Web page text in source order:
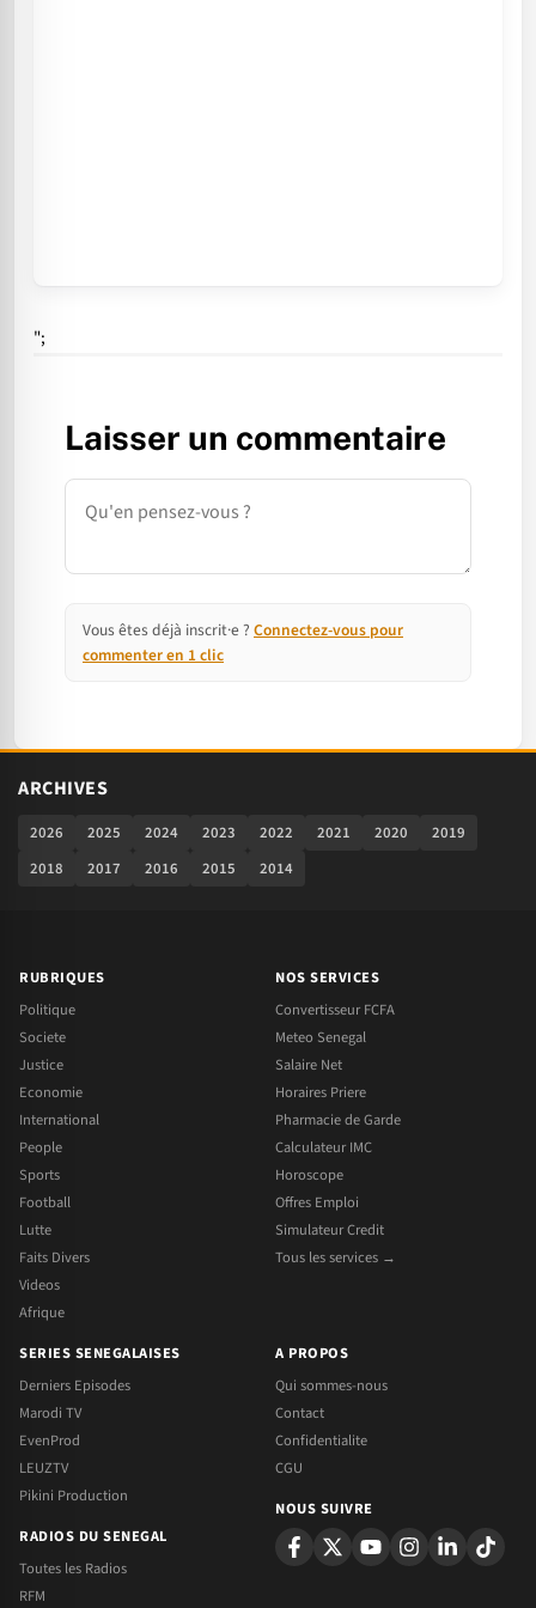
";
Laisser un commentaire
Commentaire
Vous êtes déjà inscrit·e ? Connectez-vous pour
commenter en 1 clic
ARCHIVES
2026 2025 2024 2023 2022 2021 2020
2019
2018
2017 2016 2015 2014
RUBRIQUES
Politique
Societe
Justice
Economie
International
People
Sports
Football
Lutte
Faits Divers
Videos
Afrique
NOS SERVICES
Convertisseur FCFA
Meteo Senegal
Salaire Net
Horaires Priere
Pharmacie de Garde
Calculateur IMC
Horoscope
Offres Emploi
Simulateur Credit
Tous les services →
SERIES SENEGALAISES
Derniers Episodes
Marodi TV
EvenProd
LEUZTV
Pikini Production
RADIOS DU SENEGAL
Toutes les Radios
RFM
A PROPOS
Qui sommes-nous
Contact
Confidentialite
CGU
NOUS SUIVRE